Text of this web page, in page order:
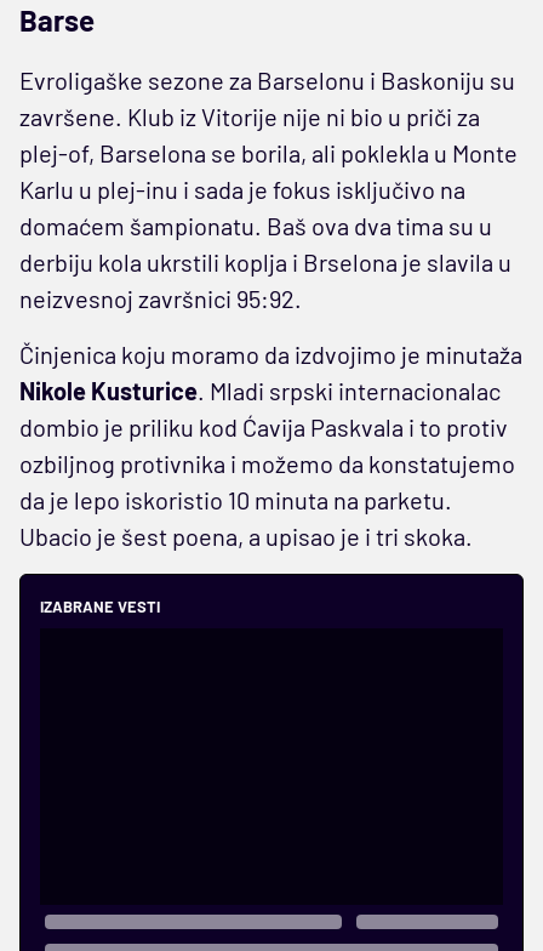
Barse
Evroligaške sezone za Barselonu i Baskoniju su
završene. Klub iz Vitorije nije ni bio u priči za
plej-of, Barselona se borila, ali poklekla u Monte
Karlu u plej-inu i sada je fokus isključivo na
domaćem šampionatu. Baš ova dva tima su u
derbiju kola ukrstili koplja i Brselona je slavila u
neizvesnoj završnici 95:92.
Činjenica koju moramo da izdvojimo je minutaža
Nikole Kusturice. Mladi srpski internacionalac
dombio je priliku kod Ćavija Paskvala i to protiv
ozbiljnog protivnika i možemo da konstatujemo
da je lepo iskoristio 10 minuta na parketu.
Ubacio je šest poena, a upisao je i tri skoka.
IZABRANE VESTI